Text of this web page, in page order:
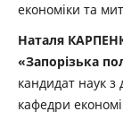
економіки та
Наталя
«Запорізька
кандидат наук
кафедри